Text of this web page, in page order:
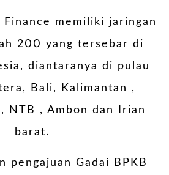
Finance memiliki jaringan
200 yang tersebar di
diantaranya di pulau
Bali, Kalimantan ,
NTB , Ambon dan Irian
barat.
pengajuan Gadai BPKB